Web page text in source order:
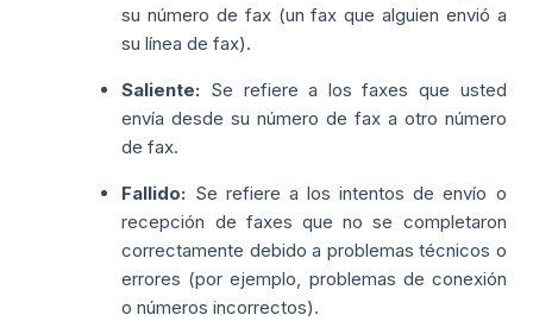
su número de fax (un fax que alguien envió a
su línea de fax).
Saliente: Se refiere a los faxes que usted
envía desde su número de fax a otro número
de fax.
Fallido: Se refiere a los intentos de envío o
recepción de faxes que no se completaron
correctamente debido a problemas técnicos o
errores (por ejemplo, problemas de conexión
o números incorrectos).